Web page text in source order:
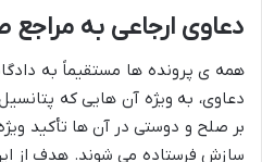
دعاوی ارجاعی به
همه ی پرونده ها مستقیماً به
دعاوی، به ویژه آن هایی که
بر صلح و دوستی در آن ها تأکید
سازش فرستاده می شوند. هدف از